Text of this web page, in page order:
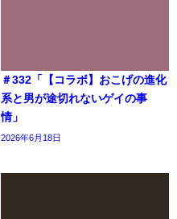
＃332「【コラボ】おこげの進化
系と男が途切れないゲイの事
情」
2026年6月18日